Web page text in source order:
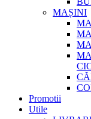
MAȘINI
Promotii
Utile